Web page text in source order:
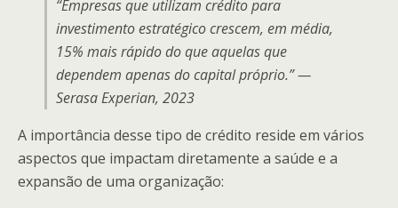
“Empresas que utilizam crédito para
investimento estratégico crescem, em média,
15% mais rápido do que aquelas que
dependem apenas do capital próprio.” —
Serasa Experian, 2023
A importância desse tipo de crédito reside em vários
aspectos que impactam diretamente a saúde e a
expansão de uma organização: